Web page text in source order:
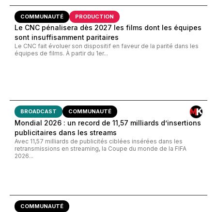
COMMUNAUTÉ PRODUCTION
Le CNC pénalisera dès 2027 les films dont les équipes
sont insuffisamment paritaires
Le CNC fait évoluer son dispositif en faveur de la parité dans les
équipes de films. À partir du 1er...
BROADCAST COMMUNAUTÉ
Mondial 2026 : un record de 11,57 milliards d’insertions
publicitaires dans les streams
Avec 11,57 milliards de publicités ciblées insérées dans les
retransmissions en streaming, la Coupe du monde de la FIFA
2026...
COMMUNAUTÉ